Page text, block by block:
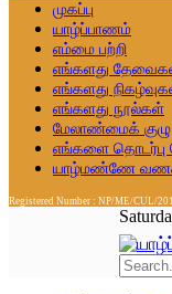
முகப்பு
யாழ்ப்பாணம்
எம்மை பற்றி
எங்களது
எங்களது
எங்களது நூல்கள்
மேலாண்மைக் குழு
எங்களை
யாழ்மண்ணே
Registered Number : NP/ME/CUL/